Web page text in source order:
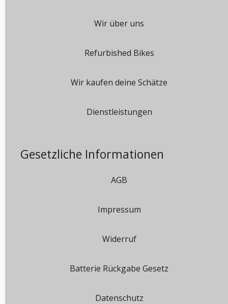
Wir über uns
Refurbished Bikes
Wir kaufen deine Schätze
Dienstleistungen
Gesetzliche Informationen
AGB
Impressum
Widerruf
Batterie Rückgabe Gesetz
Datenschutz